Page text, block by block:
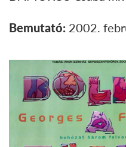
Bemutató: 2002.